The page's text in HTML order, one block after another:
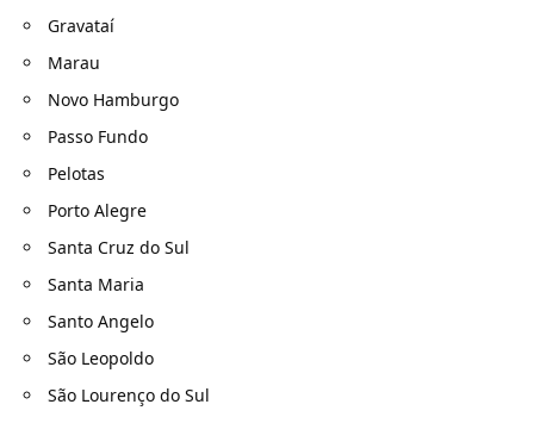
Gravataí
Marau
Novo Hamburgo
Passo Fundo
Pelotas
Porto Alegre
Santa Cruz do Sul
Santa Maria
Santo Angelo
São Leopoldo
São Lourenço do Sul